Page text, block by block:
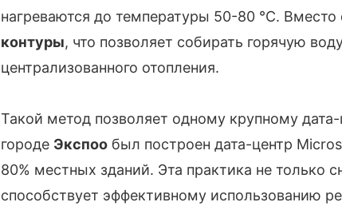
нагреваются до температуры 50-80 °C.
контуры, что позволяет собирать горячую
централизованного отопления.
Такой метод позволяет одному крупному
городе Экспоо был построен дата-центр
80% местных зданий. Эта практика не только
способствует эффективному использованию